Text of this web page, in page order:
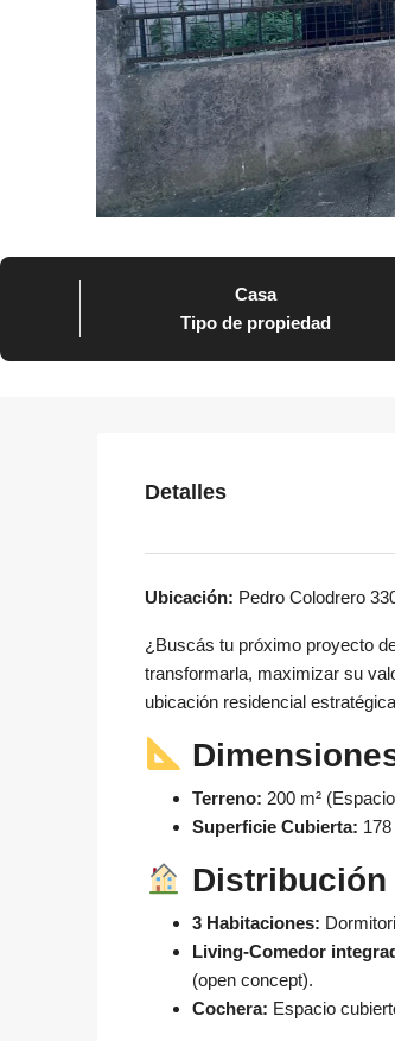
Casa
Tipo de propiedad
Detalles
Ubicación: Pedro Colodrero
¿Buscás tu próximo proyecto
transformarla, maximizar su
ubicación residencial
Terreno: 200 m²
Superficie Cubierta:
Distribución
3 Habitaciones:
Living-Comedor
(open concept).
Cochera: Espacio